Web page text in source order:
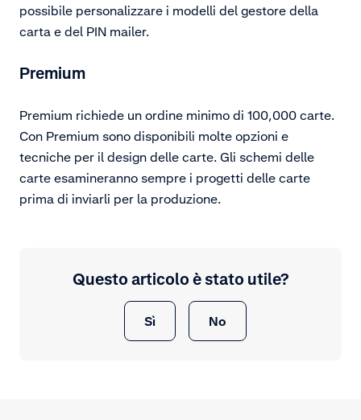
possibile personalizzare i modelli del gestore della
carta e del PIN mailer.
Premium
Premium richiede un ordine minimo di 100,000 carte.
Con Premium sono disponibili molte opzioni e
tecniche per il design delle carte. Gli schemi delle
carte esamineranno sempre i progetti delle carte
prima di inviarli per la produzione.
Questo articolo è stato utile?
Sì No